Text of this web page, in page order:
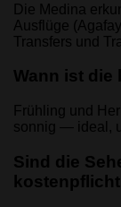
Die Medina
Ausflüge
Transfers und
Wann ist die
Frühling und
sonnig — ideal,
Sind die